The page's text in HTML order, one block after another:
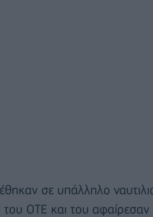
σε υπάλληλο
του ΟΤΕ και του